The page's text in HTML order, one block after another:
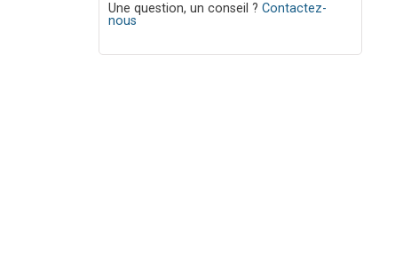
Une question, un conseil ?Contactez-
nous